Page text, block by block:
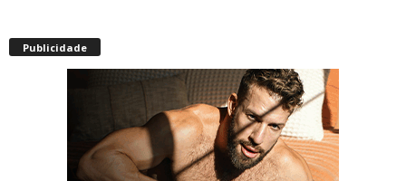
homofobia e transfobia: “Não
toleramos”
Publicidade